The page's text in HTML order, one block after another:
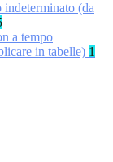
indeterminato (da
a tempo
in tabelle) 1